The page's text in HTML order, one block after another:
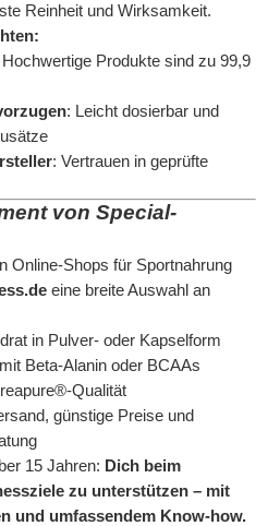
Reinheit und Wirksamkeit.
Hochwertige Produkte sind zu 99,9
: Leicht dosierbar und
: Vertrauen in geprüfte
von Special-
Online-Shops für Sportnahrung
eine breite Auswahl an
in Pulver- oder Kapselform
Beta-Alanin oder BCAAs
Qualität
günstige Preise und
15 Jahren: Dich beim
zu unterstützen – mit
und umfassendem Know-how.